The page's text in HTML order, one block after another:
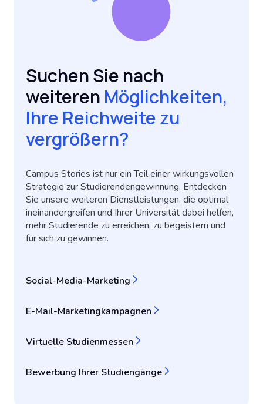
Suchen Sie nach
weiteren Möglichkeiten,
Ihre Reichweite zu
vergrößern?
Campus Stories ist nur ein Teil einer wirkungsvollen
Strategie zur Studierendengewinnung. Entdecken
Sie unsere weiteren Dienstleistungen, die optimal
ineinandergreifen und Ihrer Universität dabei helfen,
mehr Studierende zu erreichen, zu begeistern und
für sich zu gewinnen.
Social-Media-Marketing
E-Mail-Marketingkampagnen
Virtuelle Studienmessen
Bewerbung Ihrer Studiengänge